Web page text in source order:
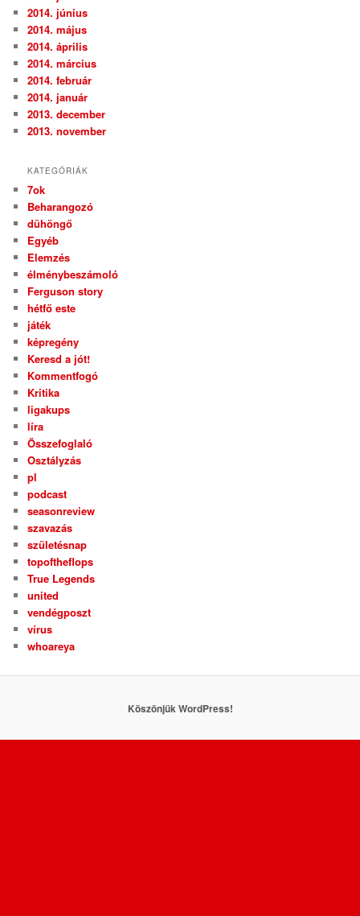
2014. június
2014. május
2014. április
2014. március
2014. február
2014. január
2013. december
2013. november
KATEGÓRIÁK
7ok
Beharangozó
dühöngő
Egyéb
Elemzés
élménybeszámoló
Ferguson story
hétfő este
játék
képregény
Keresd a jót!
Kommentfogó
Kritika
ligakups
líra
Összefoglaló
Osztályzás
pl
podcast
seasonreview
szavazás
születésnap
topoftheflops
True Legends
united
vendégposzt
vírus
whoareya
Köszönjük WordPress!